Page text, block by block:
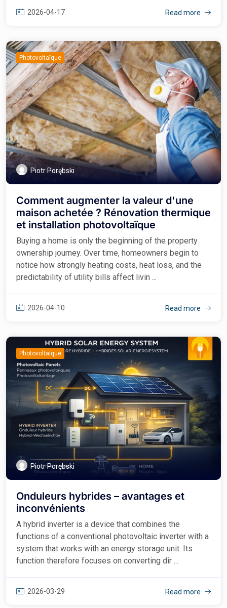
2026-04-17 Read more
Photovoltaïque
Piotr Porębski
Comment augmenter la valeur d'une
maison achetée ? Rénovation thermique
et installation photovoltaïque
Buying a home is only the beginning of the property
ownership journey. Over time, homeowners begin to
notice how strongly heating costs, heat loss, and the
predictability of utility bills affect livin ...
2026-04-10 Read more
Photovoltaïque
Piotr Porębski
Onduleurs hybrides – avantages et
inconvénients
A hybrid inverter is a device that combines the
functions of a conventional photovoltaic inverter with a
system that works with an energy storage unit. Its
function therefore focuses on converting dir ...
2026-03-29 Read more